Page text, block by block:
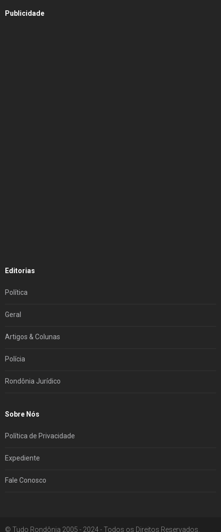
Publicidade
Editorias
Política
Geral
Artigos & Colunas
Polícia
Rondônia Jurídico
Sobre Nós
Política de Privacidade
Expediente
Fale Conosco
© Tudo Rondônia 2005 - 2024 - Todos os Direitos Reservados.